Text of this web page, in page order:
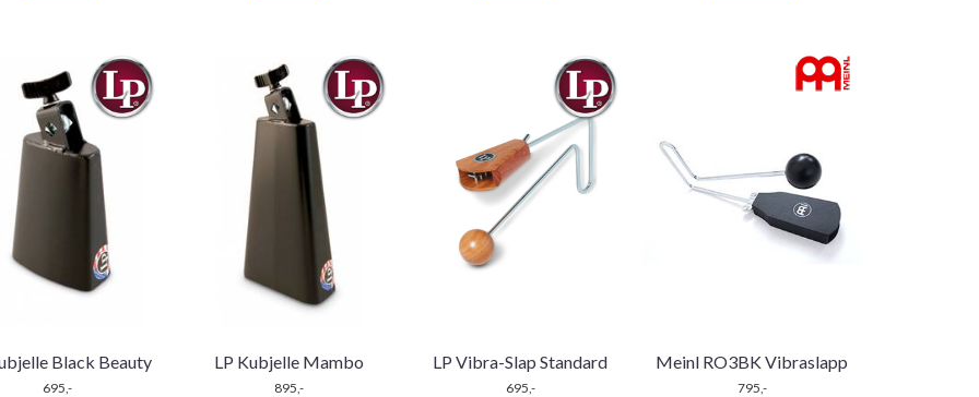
Black Beauty
695,-
LP Kubjelle Mambo
895,-
LP Vibra-Slap Standard
695,-
Meinl RO3BK Vibraslapp
795,-